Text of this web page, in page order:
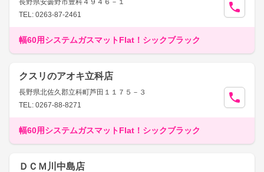
長野県安曇野市豊科４９４６－１
TEL: 0263-87-2461
幅60用システムガスマットFlat！シックブラック
クスリのアオキ立科店
長野県北佐久郡立科町芦田１１７５－３
TEL: 0267-88-8271
幅60用システムガスマットFlat！シックブラック
ＤＣＭ川中島店